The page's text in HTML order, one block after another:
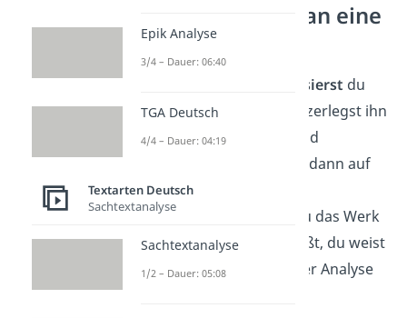
Wie schreibt man eine
Interpretation?
analysierst du
den Text. Das heißt, du zerlegst ihn
in seine Bestandteile und
untersuchst das Ganze dann auf
bestimmte Merkmale.
Anschließend kannst du das Werk
interpretieren
. Das heißt, du weist
den Ergebnissen aus der Analyse
Epik Analyse
3/4 – Dauer: 06:40
TGA Deutsch
4/4 – Dauer: 04:19
Textarten Deutsch
Sachtextanalyse
Sachtextanalyse
1/2 – Dauer: 05:08